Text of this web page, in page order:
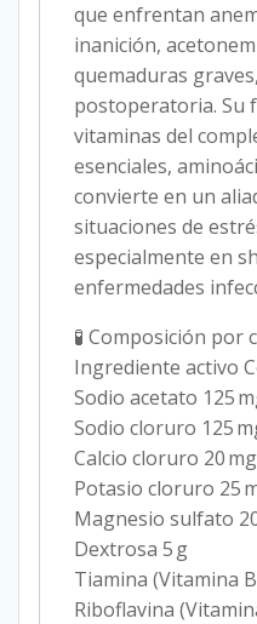
que enfrentan
inanición,
quemaduras
postoperatoria. Su
vitaminas del
esenciales,
convierte en un
situaciones de
especialmente en
enfermedades
🧪 Composición por
Ingrediente activo
Sodio acetato 125
Sodio cloruro 125
Calcio cloruro 20 mg
Potasio cloruro 25
Magnesio sulfato
Dextrosa 5 g
Tiamina (Vitamina
Riboflavina